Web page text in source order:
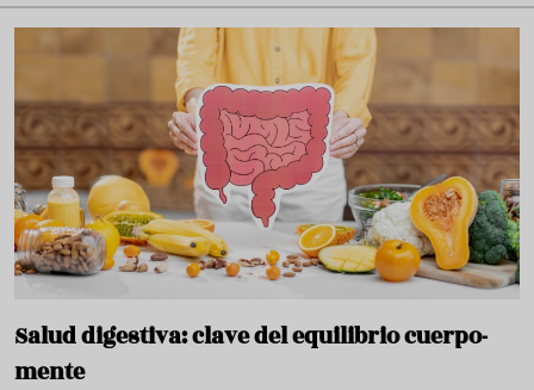
Salud digestiva: clave del equilibrio cuerpo-
mente